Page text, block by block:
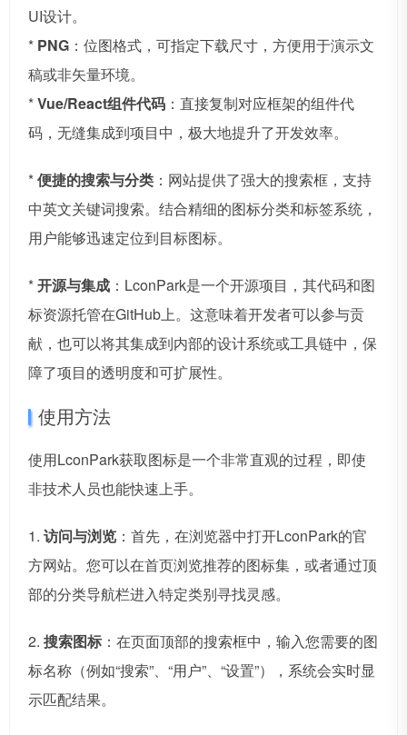
UI设计。
* PNG ：位图格式，可指定下载尺寸，方便用于演示文
稿或非矢量环境。
*Vue/React组件代码 ：直接复制对应框架的组件代
码，无缝集成到项目中，极大地提升了开发效率。
*便捷的搜索与分类 ：网站提供了强大的搜索框，支持
中英文关键词搜索。结合精细的图标分类和标签系统，
用户能够迅速定位到目标图标。
*开源与集成 ：LconPark是一个开源项目，其代码和图
标资源托管在GitHub上。这意味着开发者可以参与贡
献，也可以将其集成到内部的设计系统或工具链中，保
障了项目的透明度和可扩展性。
使用方法
使用LconPark获取图标是一个非常直观的过程，即使
非技术人员也能快速上手。
1. 访问与浏览 ：首先，在浏览器中打开LconPark的官
方网站。您可以在首页浏览推荐的图标集，或者通过顶
部的分类导航栏进入特定类别寻找灵感。
2. 搜索图标 ：在页面顶部的搜索框中，输入您需要的图
标名称（例如“搜索”、“用户”、“设置”），系统会实时显
示匹配结果。